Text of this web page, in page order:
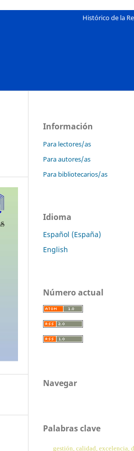
Histórico de la
Información
Para lectores/as
Para autores/as
Para bibliotecarios/as
Idioma
Español (España)
English
Número actual
Navegar
Palabras clave
gestión, calidad, excelencia,